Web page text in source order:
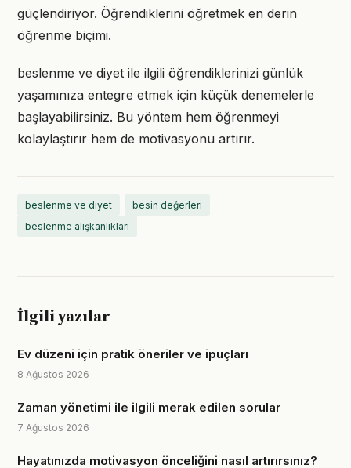
güçlendiriyor. Öğrendiklerini öğretmek en derin
öğrenme biçimi.
beslenme ve diyet ile ilgili öğrendiklerinizi günlük
yaşamınıza entegre etmek için küçük denemelerle
başlayabilirsiniz. Bu yöntem hem öğrenmeyi
kolaylaştırır hem de motivasyonu artırır.
beslenme ve diyet
besin değerleri
beslenme alışkanlıkları
İlgili yazılar
Ev düzeni için pratik öneriler ve ipuçları
8 Ağustos 2026
Zaman yönetimi ile ilgili merak edilen sorular
7 Ağustos 2026
Hayatınızda motivasyon önceliğini nasıl artırırsınız?